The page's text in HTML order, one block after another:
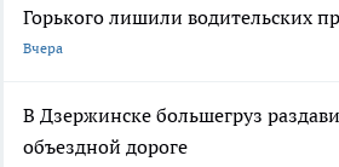
Горького лишили водительских
Вчера
В Дзержинске большегруз
объездной дороге